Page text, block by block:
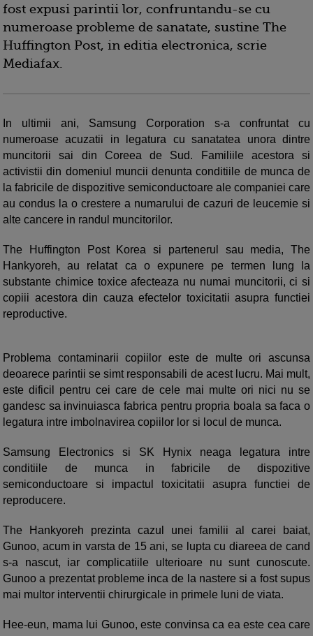
fost expusi parintii lor, confruntandu-se cu
numeroase probleme de sanatate, sustine The
Huffington Post, in editia electronica, scrie
Mediafax.
In ultimii ani, Samsung Corporation s-a confruntat cu
numeroase acuzatii in legatura cu sanatatea unora dintre
muncitorii sai din Coreea de Sud. Familiile acestora si
activistii din domeniul muncii denunta conditiile de munca de
la fabricile de dispozitive semiconductoare ale companiei care
au condus la o crestere a numarului de cazuri de leucemie si
alte cancere in randul muncitorilor.
The Huffington Post Korea si partenerul sau media, The
Hankyoreh, au relatat ca o expunere pe termen lung la
substante chimice toxice afecteaza nu numai muncitorii, ci si
copiii acestora din cauza efectelor toxicitatii asupra functiei
reproductive.
Problema contaminarii copiilor este de multe ori ascunsa
deoarece parintii se simt responsabili de acest lucru. Mai mult,
este dificil pentru cei care de cele mai multe ori nici nu se
gandesc sa invinuiasca fabrica pentru propria boala sa faca o
legatura intre imbolnavirea copiilor lor si locul de munca.
Samsung Electronics si SK Hynix neaga legatura intre
conditiile de munca in fabricile de dispozitive
semiconductoare si impactul toxicitatii asupra functiei de
reproducere.
The Hankyoreh prezinta cazul unei familii al carei baiat,
Gunoo, acum in varsta de 15 ani, se lupta cu diareea de cand
s-a nascut, iar complicatiile ulterioare nu sunt cunoscute.
Gunoo a prezentat probleme inca de la nastere si a fost supus
mai multor interventii chirurgicale in primele luni de viata.
Hee-eun, mama lui Gunoo, este convinsa ca ea este cea care